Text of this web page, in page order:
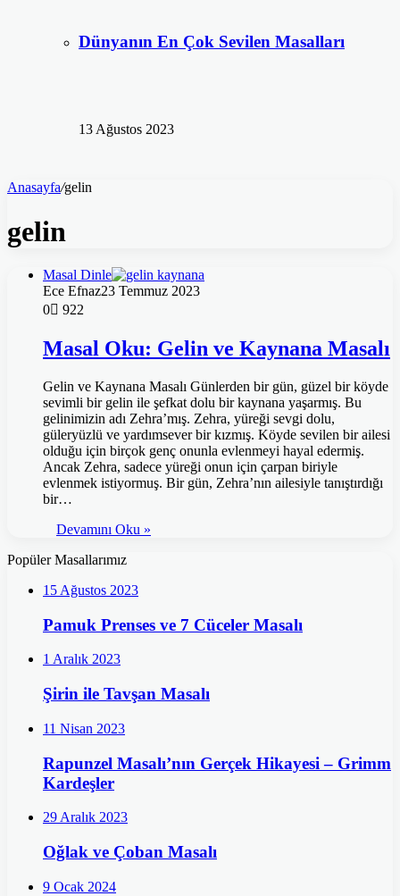
Dünyanın En Çok Sevilen Masalları
13 Ağustos 2023
Anasayfa/gelin
gelin
Masal Dinle
Ece Efnaz23 Temmuz 2023
0
922
Masal Oku: Gelin ve Kaynana Masalı
Gelin ve Kaynana Masalı Günlerden bir gün, güzel bir köyde
sevimli bir gelin ile şefkat dolu bir kaynana yaşarmış. Bu
gelinimizin adı Zehra’mış. Zehra, yüreği sevgi dolu,
güleryüzlü ve yardımsever bir kızmış. Köyde sevilen bir ailesi
olduğu için birçok genç onunla evlenmeyi hayal edermiş.
Ancak Zehra, sadece yüreği onun için çarpan biriyle
evlenmek istiyormuş. Bir gün, Zehra’nın ailesiyle tanıştırdığı
bir…
Devamını Oku »
Popüler Masallarımız
15 Ağustos 2023
Pamuk Prenses ve 7 Cüceler Masalı
1 Aralık 2023
Şirin ile Tavşan Masalı
11 Nisan 2023
Rapunzel Masalı’nın Gerçek Hikayesi – Grimm
Kardeşler
29 Aralık 2023
Oğlak ve Çoban Masalı
9 Ocak 2024